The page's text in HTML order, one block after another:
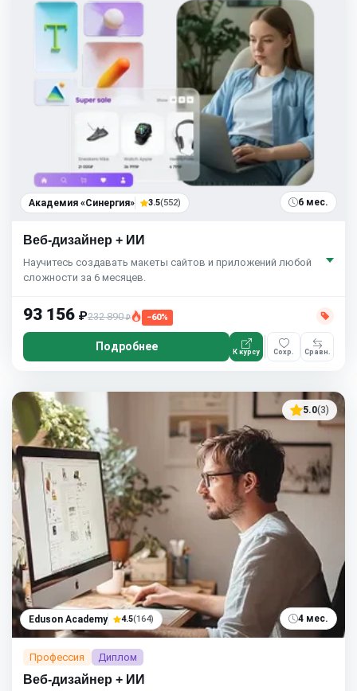
Академия «Синергия» 3.5(552) 6 мес.
Веб-дизайнер + ИИ
Научитесь создавать макеты сайтов и приложений любой
сложности за 6 месяцев.
93 156 ₽232 890₽ −60%
Подробнее К курсу Сохр. Сравн.
5.0(3)
Eduson Academy 4.5(164) 4 мес.
Профессия Диплом
Веб-дизайнер + ИИ